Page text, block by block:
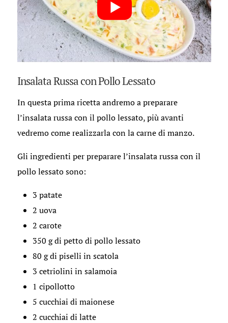
Insalata Russa con Pollo Lessato
In questa prima ricetta andremo a preparare
l’insalata russa con il pollo lessato, più avanti
vedremo come realizzarla con la carne di manzo.
Gli ingredienti per preparare l’insalata russa con il
pollo lessato sono:
3 patate
2 uova
2 carote
350 g di petto di pollo lessato
80 g di piselli in scatola
3 cetriolini in salamoia
1 cipollotto
5 cucchiai di maionese
2 cucchiai di latte